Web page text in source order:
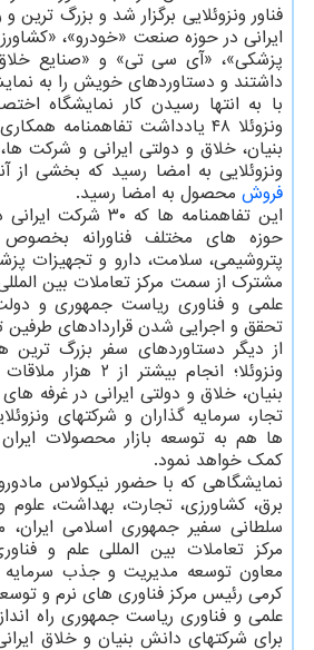
فناور ونزوئلایی برگزار شد و بزرگ ترین
ایرانی در حوزه صنعت «خودرو»،
پزشکی»، «آی سی تی» و «صنایع
داشتند و دستاوردهای خویش را به
با به انتها رسیدن کار نمایشگاه
ونزوئلا ۴۸ یادداشت تفاهمنامه
بنیان، خلاق و دولتی ایرانی و شرکت
ونزوئلایی به امضا رسید که بخشی از
فروش محصول به امضا رسید.
این تفاهمنامه ها که
حوزه های مختلف فناورانه
پتروشیمی، سلامت، دارو و تجهیزات
مشترک از سمت مرکز تعاملات بین
علمی و فناوری ریاست جمهوری و دولت
تحقق و اجرایی شدن قراردادهای
از دیگر دستاوردهای سفر بزرگ ترین
ونزوئلا؛ انجام
بنیان، خلاق و دولتی ایرانی در غرفه
تجار، سرمایه گذاران و شرکتهای
ها هم به توسعه بازار محصولات
کمک خواهد نمود.
نمایشگاهی که با حضور نیکولاس
برق، کشاورزی، تجارت، بهداشت، علوم
سلطانی سفیر جمهوری اسلامی
مرکز تعاملات بین المللی علم و
معاون توسعه مدیریت و جذب سرمایه
کرمی رئیس مرکز فناوری های نرم و
علمی و فناوری ریاست جمهوری راه
برای شرکتهای دانش بنیان و خلاق